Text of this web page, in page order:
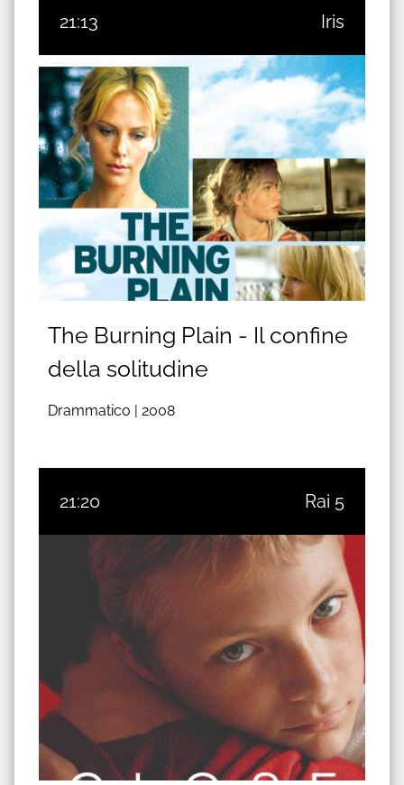
21:13 Iris
The Burning Plain - Il confine
della solitudine
Drammatico | 2008
21:20 Rai 5